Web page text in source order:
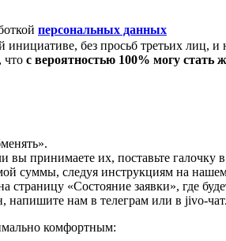
персональных данных
без просьб третьих лиц,
что с вероятностью 100% могу стать
вы принимаете их, поставьте
суммы, следуя инструкциям на
«Состояние заявки», где
напишите нам в телеграм или в jivo-
комфортным: